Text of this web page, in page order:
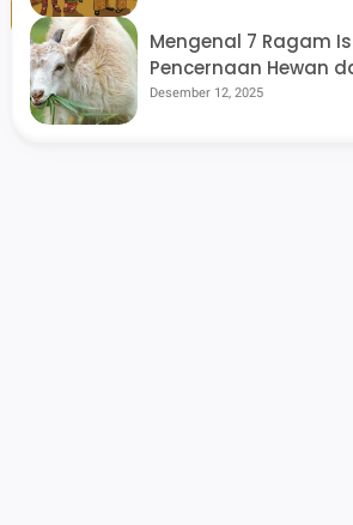
Tambahkan komentar
Mengenal 7 Ragam
Pencernaan Hewan
Jawa yang Jarang
Desember 12, 2025